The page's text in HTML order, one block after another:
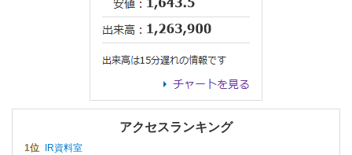
アクセスランキング
1位 IR資料室